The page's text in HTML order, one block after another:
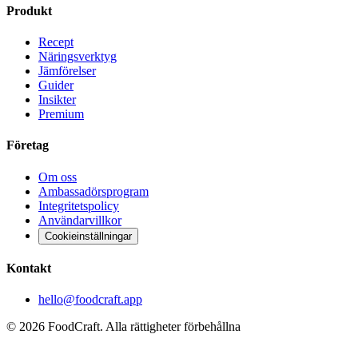
Produkt
Recept
Näringsverktyg
Jämförelser
Guider
Insikter
Premium
Företag
Om oss
Ambassadörsprogram
Integritetspolicy
Användarvillkor
Cookieinställningar
Kontakt
hello@foodcraft.app
© 2026 FoodCraft. Alla rättigheter förbehållna